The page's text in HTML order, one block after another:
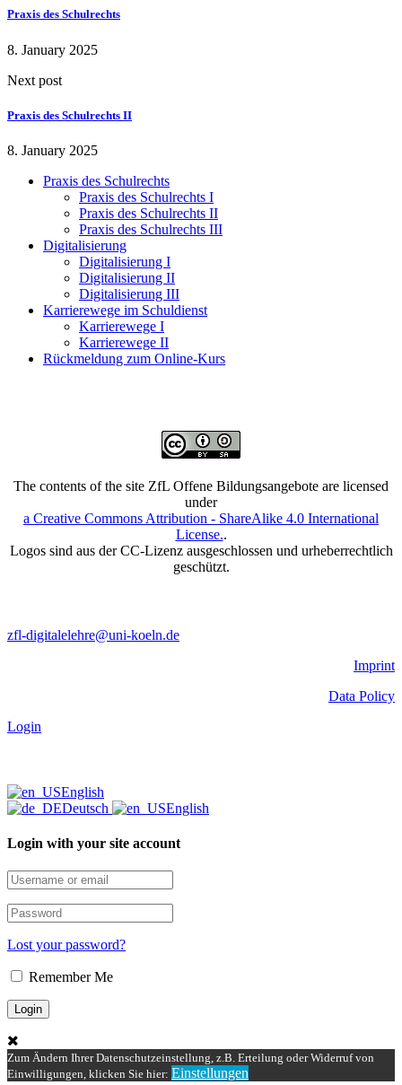
Praxis des Schulrechts
8. January 2025
Next post
Praxis des Schulrechts II
8. January 2025
Praxis des Schulrechts
Praxis des Schulrechts I
Praxis des Schulrechts II
Praxis des Schulrechts III
Digitalisierung
Digitalisierung I
Digitalisierung II
Digitalisierung III
Karrierewege im Schuldienst
Karrierewege I
Karrierewege II
Rückmeldung zum Online-Kurs
The contents of the site ZfL Offene Bildungsangebote are licensed
under
a Creative Commons Attribution - ShareAlike 4.0 International
License..
Logos sind aus der CC-Lizenz ausgeschlossen und urheberrechtlich
geschützt.
zfl-digitalelehre@uni-koeln.de
Imprint
Data Policy
Login
English
Deutsch
English
Login with your site account
Lost your password?
Remember Me
Zum Ändern Ihrer Datenschutzeinstellung, z.B. Erteilung oder Widerruf von
Einwilligungen, klicken Sie hier: Einstellungen